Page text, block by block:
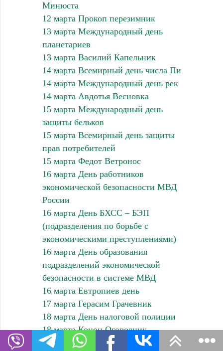
Минюста
12 марта Прокоп перезимник
13 марта Международный день
планетариев
13 марта Василий Капельник
14 марта Всемирный день числа Пи
14 марта Международный день рек
14 марта Авдотья Весновка
15 марта Международный день
защиты бельков
15 марта Всемирный день защиты
прав потребителей
15 марта Федот Ветронос
16 марта День работников
экономической безопасности МВД
России
16 марта День БХСС – БЭП
(подразделения по борьбе с
экономическими преступлениями)
16 марта День образования
подразделений экономической
безопасности в системе МВД
16 марта Евтропиев день
17 марта Герасим Грачевник
18 марта День налоговой полиции
18 марта Конон Огородник
19 марта Международный день